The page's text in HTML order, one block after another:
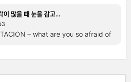
많을 때 눈을 감고…
– what are you so afraid of